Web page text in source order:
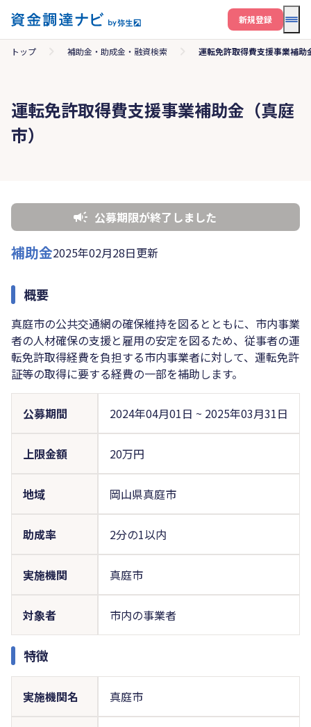
メ
新規登録
トップ 補助金・助成金・融資検索 運転免許取得費支援事業補助
運転免許取得費支援事業補助金（真庭
市）
公募期限が終了しました
補助金2025年02月28日更新
概要
真庭市の公共交通網の確保維持を図るとともに、市内事業
者の人材確保の支援と雇用の安定を図るため、従事者の運
転免許取得経費を負担する市内事業者に対して、運転免許
証等の取得に要する経費の一部を補助します。
公募期間 2024年04月01日 ~ 2025年03月31日
上限金額 20万円
地域 岡山県真庭市
助成率 2分の1以内
実施機関 真庭市
対象者 市内の事業者
特徴
実施機関名 真庭市